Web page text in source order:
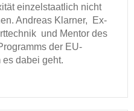
ein­zel­staat­lich nicht
An­dre­as Klar­ner, Ex­
und Men­tor des
der EU-​
es dabei geht.